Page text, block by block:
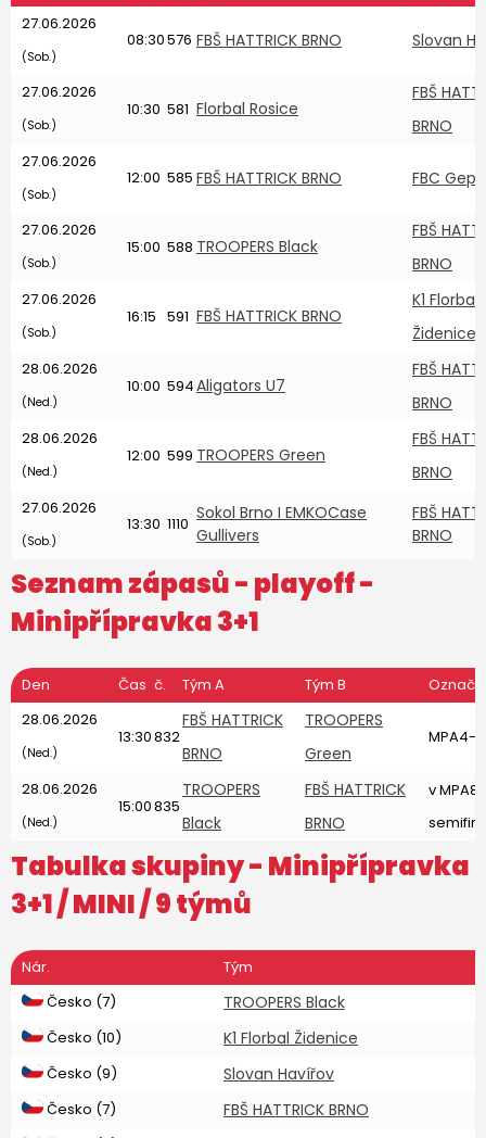
27.06.2026
(Sob.)
08:30576 FBŠ HATTRICK BRNO Slovan
27.06.2026
(Sob.)
10:30 581 Florbal Rosice
FBŠ
BRNO
27.06.2026
(Sob.)
12:00 585 FBŠ HATTRICK BRNO FBC
27.06.2026
(Sob.)
15:00 588 TROOPERS Black
FBŠ
BRNO
27.06.2026
(Sob.)
16:15 591 FBŠ HATTRICK BRNO
K1 Florbal
Židenice
28.06.2026
(Ned.)
10:00 594Aligators U7
FBŠ
BRNO
28.06.2026
(Ned.)
12:00 599 TROOPERS Green
FBŠ
BRNO
27.06.2026
(Sob.)
13:30 1110
Sokol Brno I EMKOCase
Gullivers
FBŠ
BRNO
Seznam zápasů - playoff -
Minipřípravka 3+1
Den Čas č. Tým A Tým B
28.06.2026
(Ned.)
13:30832
FBŠ HATTRICK
BRNO
TROOPERS
Green
MPA4-
28.06.2026
(Ned.)
15:00835
TROOPERS
Black
FBŠ HATTRICK
BRNO
v
Tabulka skupiny - Minipřípravka
3+1/ MINI / 9 týmů
Nár.
Tým
Česko (7)
TROOPERS Black
Česko (10) K1 Florbal Židenice
Česko (9) Slovan Havířov
Česko (7) FBŠ HATTRICK BRNO